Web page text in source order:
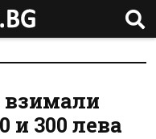
взимали
300 лева